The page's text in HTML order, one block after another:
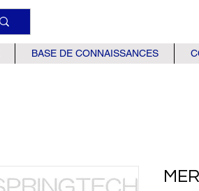
BASE DE CONNAISSANCES